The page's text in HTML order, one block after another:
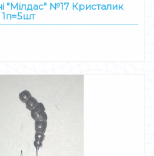
"Мілдас" №17 Кристалик
1п=5шт